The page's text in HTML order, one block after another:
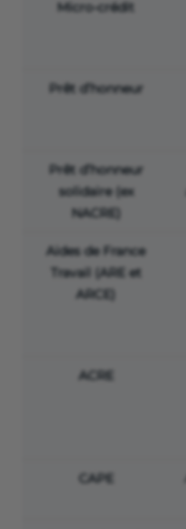
Micro-crédit
Prêt d’honneur
Prêt d’honneur
solidaire (ex
NACRE)
Aides de France
Travail (ARE et
ARCE)
ACRE
CAPE